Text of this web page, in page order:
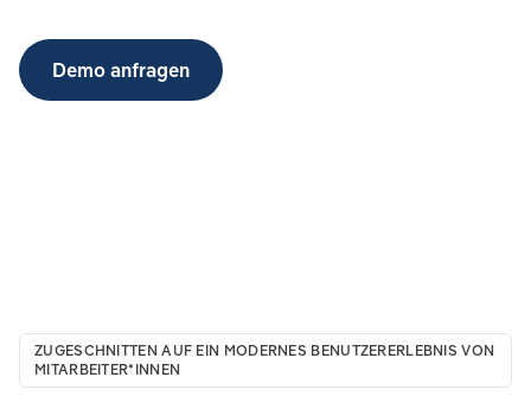
Demo anfragen
ZUGESCHNITTEN AUF EIN MODERNES BENUTZERERLEBNIS VON
MITARBEITER*INNEN